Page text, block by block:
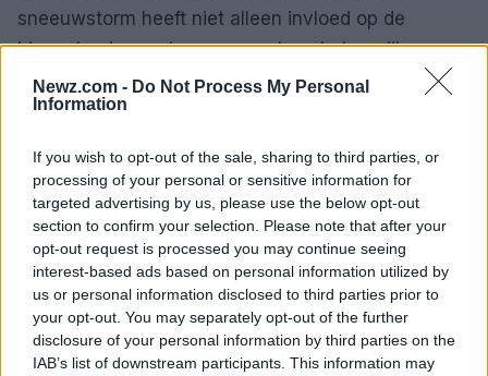
Newz.com - Do Not Process My Personal
Information
If you wish to opt-out of the sale, sharing to third parties, or
processing of your personal or sensitive information for
targeted advertising by us, please use the below opt-out
section to confirm your selection. Please note that after your
opt-out request is processed you may continue seeing
interest-based ads based on personal information utilized by
us or personal information disclosed to third parties prior to
your opt-out. You may separately opt-out of the further
disclosure of your personal information by third parties on the
IAB’s list of downstream participants. This information may
sneeuwstorm heeft niet alleen invloed op de
binnenlandse routes, maar ook op belangrijke
verbindingen tussen buurlanden, wat leidt tot een
bredere verstoring van het Europese spoorvervoer.
Reacties van de autoriteiten
De autoriteiten in Nederland hebben hun
inspanningen opgevoerd om de situatie te
beheersen. Er zijn meldingen van extra personeel
op de stations om reizigers te helpen en actuele
informatie te verstrekken. De NS raadt reizigers
aan omde websiteen sociale media te volgen